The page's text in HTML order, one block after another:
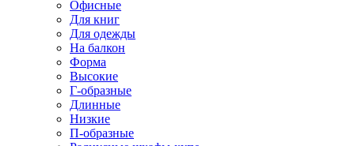
Офисные
Для книг
Для одежды
На балкон
Форма
Высокие
Г-образные
Длинные
Низкие
П-образные